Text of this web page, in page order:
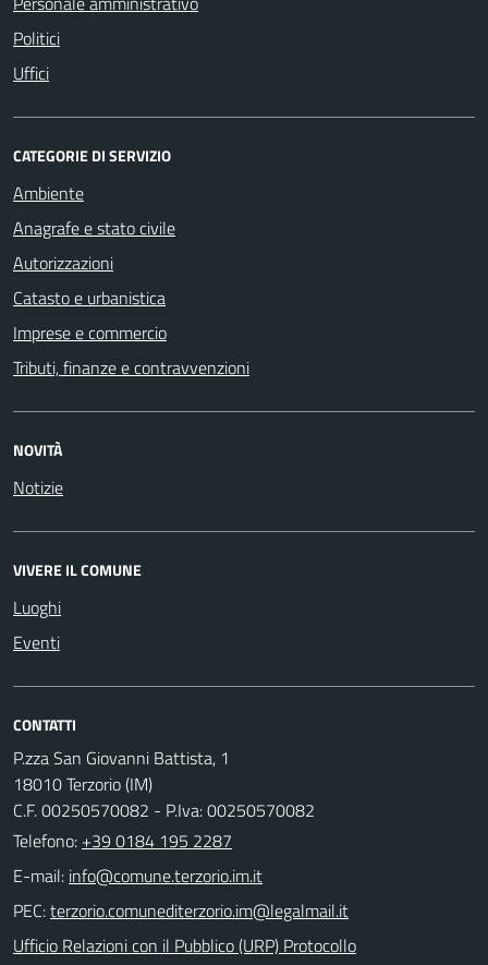
Politici
Uffici
CATEGORIE DI SERVIZIO
Ambiente
Anagrafe e stato civile
Autorizzazioni
Catasto e urbanistica
Imprese e commercio
Tributi, finanze e contravvenzioni
NOVITÀ
Notizie
VIVERE IL COMUNE
Luoghi
Eventi
CONTATTI
P.zza San Giovanni Battista, 1
18010 Terzorio (IM)
C.F. 00250570082 - P.Iva: 00250570082
Telefono: +39 0184 195 2287
E-mail:
PEC:
Ufficio Relazioni con il Pubblico (URP) Protocollo